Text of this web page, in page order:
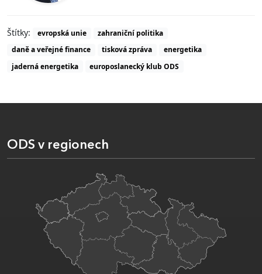
Štítky: evropská unie
zahraniční politika
daně a veřejné finance
tisková zpráva
energetika
jaderná energetika
europoslanecký klub ODS
ODS v regionech